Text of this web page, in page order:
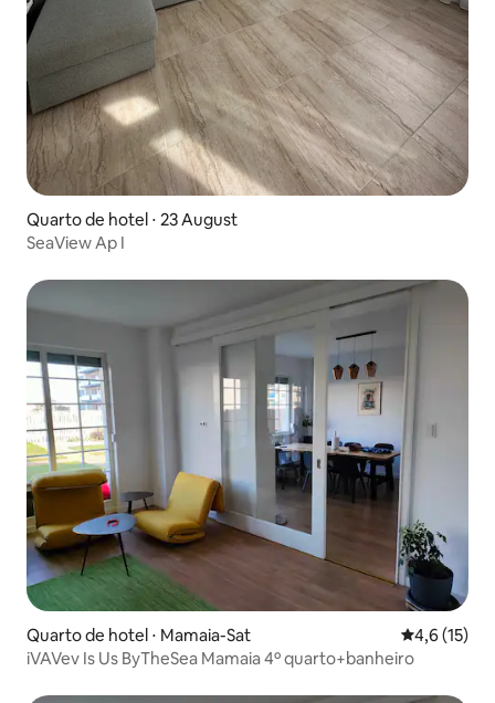
Quarto de hotel ⋅ 23 August
SeaView Ap I
Quarto de hotel ⋅ Mamaia-Sat 4,6 de uma
4,6 (15)
iVAVev Is Us ByTheSea Mamaia 4º quarto+banheiro